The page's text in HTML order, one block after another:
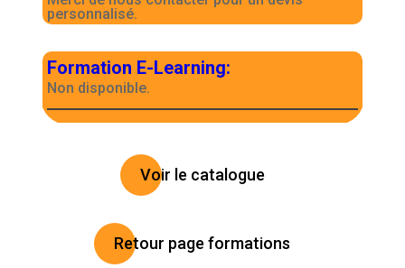
personnalisé.
Formation E-Learning:
Non disponible.
Voir le catalogue
Retour page formations